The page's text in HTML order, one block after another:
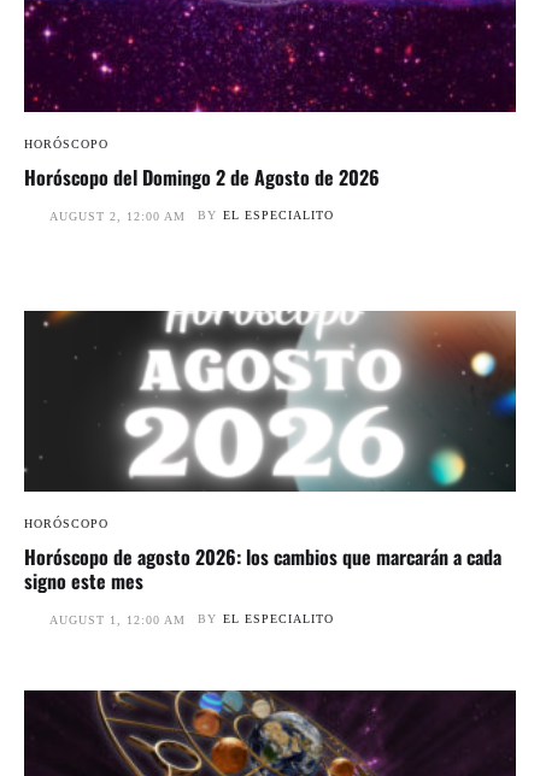
HORÓSCOPO
Horóscopo del Domingo 2 de Agosto de 2026
AUGUST 2, 12:00 AM BY EL ESPECIALITO
HORÓSCOPO
Horóscopo de agosto 2026: los cambios que marcarán a cada
signo este mes
AUGUST 1, 12:00 AM BY EL ESPECIALITO